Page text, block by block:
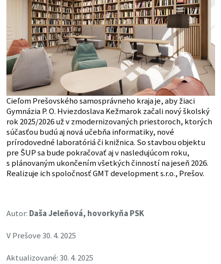
Cieľom Prešovského samosprávneho kraja je, aby žiaci
Gymnázia P. O. Hviezdoslava Kežmarok začali nový školský
rok 2025/2026 už v zmodernizovaných priestoroch, ktorých
súčasťou budú aj nová učebňa informatiky, nové
prírodovedné laboratóriá či knižnica. So stavbou objektu
pre ŠUP sa bude pokračovať aj v nasledujúcom roku,
s plánovaným ukončením všetkých činností na jeseň 2026.
Realizuje ich spoločnosť GMT development s.r.o., Prešov.
Autor: Daša Jeleňová, hovorkyňa PSK
V Prešove 30. 4. 2025
Aktualizované: 30. 4. 2025